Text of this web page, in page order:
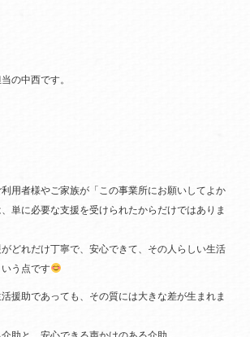
の中西です。
用者様やご家族が「この事業所にお願いしてよか
単に必要な支援を受けられたからだけではありま
どれだけ丁寧で、安心できて、その人らしい生活
う点です
援助であっても、その質には大きな差が生まれま